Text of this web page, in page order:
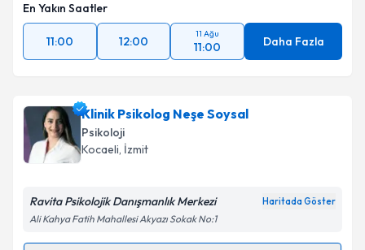
En Yakın Saatler
11:00 12:00
11 Ağu
11:00 Daha Fazla
Klinik Psikolog Neşe Soysal
Psikoloji
Kocaeli, İzmit
Ravita Psikolojik Danışmanlık Merkezi Haritada Göster
Ali Kahya Fatih Mahallesi Akyazı Sokak No:1